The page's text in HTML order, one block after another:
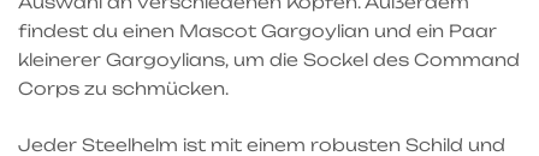
findest du einen Mascot Gargoylian und ein Paar
kleinerer Gargoylians, um die Sockel des Command
Corps zu schmücken.
Jeder Steelhelm ist mit einem robusten Schild und